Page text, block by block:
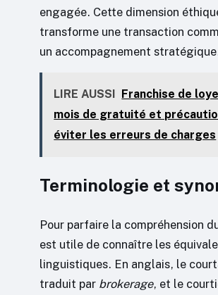
engagée. Cette dimension
transforme une transaction
un accompagnement
LIRE AUSSI
Franchise de
mois de gratuité et
éviter les erreurs de charges
Terminologie et
Pour parfaire la compréhension
est utile de connaître les
linguistiques. En anglais, le
traduit par brokerage, et le